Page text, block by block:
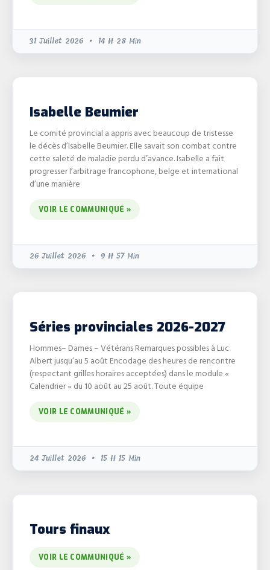
31 Juillet 2026 14 H 28 Min
Isabelle Beumier
Le comité provincial a appris avec beaucoup de tristesse
le décès d’Isabelle Beumier. Elle savait son combat contre
cette saleté de maladie perdu d’avance. Isabelle a fait
progresser l’arbitrage francophone, belge et international
d’une manière
VOIR LE COMMUNIQUÉ »
26 Juillet 2026 9 H 57 Min
Séries provinciales 2026-2027
Hommes– Dames – Vétérans Remarques possibles à Luc
Albert jusqu’au 5 août Encodage des heures de rencontre
(respectant grilles horaires acceptées) dans le module «
Calendrier » du 10 août au 25 août. Toute équipe
VOIR LE COMMUNIQUÉ »
24 Juillet 2026 15 H 15 Min
Tours finaux
VOIR LE COMMUNIQUÉ »